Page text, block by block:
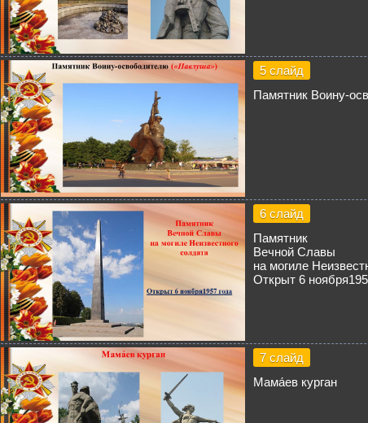
5 слайд
Памятник Воину-
6 слайд
Памятник
Вечной Славы
на могиле
Открыт 6
7 слайд
Мама́ев курган